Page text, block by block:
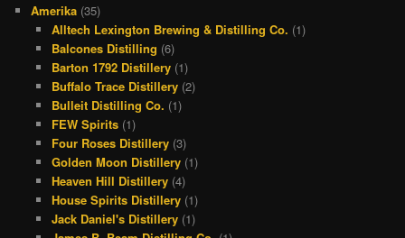
e
b
o
o
k
e
a
d
s
a
g
r
a
m
e
r
e
t
Amerika (35)
Alltech Lexington Brewing & Distilling Co. (1)
Balcones Distilling (6)
Barton 1792 Distillery(1)
Buffalo Trace Distillery(2)
Bulleit Distilling Co. (1)
FEW Spirits(1)
Four Roses Distillery(3)
Golden Moon Distillery(1)
Heaven Hill Distillery(4)
House Spirits Distillery(1)
Jack Daniel's Distillery(1)